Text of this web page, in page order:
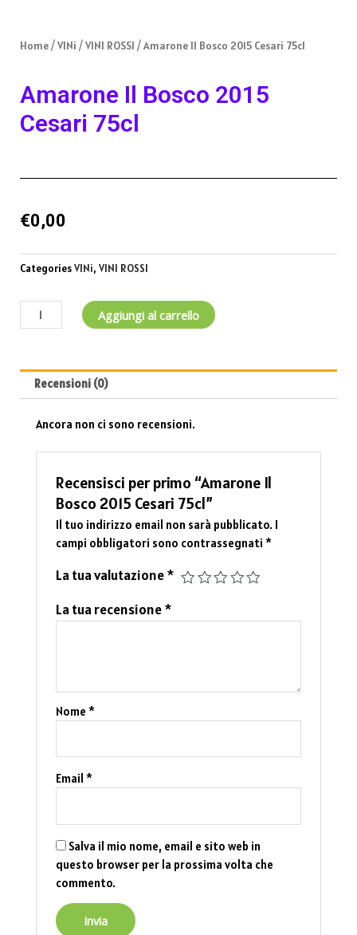
Home/VINi /VINI ROSSI / Amarone Il Bosco 2015 Cesari 75cl
Amarone Il Bosco 2015
Cesari 75cl
€0,00
CategoriesVINi, VINI ROSSI
Aggiungi al carrello
Recensioni (0)
Ancora non ci sono recensioni.
Recensisci per primo “Amarone Il
Bosco 2015 Cesari 75cl”
Il tuo indirizzo email non sarà pubblicato. I
campi obbligatori sono contrassegnati*
La tua valutazione*
La tua recensione*
Nome*
Email*
Salva il mio nome, email e sito web in
questo browser per la prossima volta che
commento.